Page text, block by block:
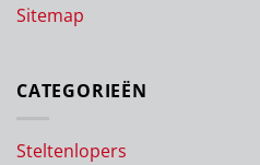
Sitemap
CATEGORIEËN
Steltenlopers